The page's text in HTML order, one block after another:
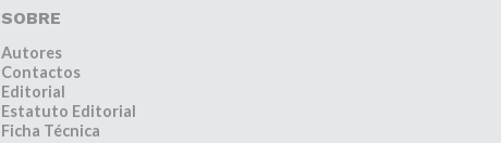
SOBRE
Autores
Contactos
Editorial
Estatuto Editorial
Ficha Técnica